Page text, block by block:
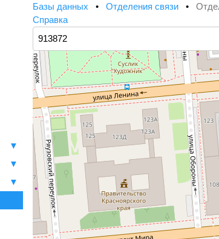
▼
▼
▼
Базы данных • Отделения связи •
Справка